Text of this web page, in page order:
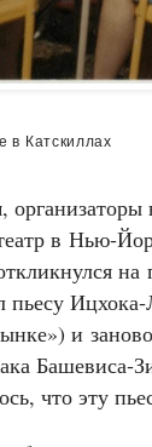
в Катскиллах
в
на
и
что эту